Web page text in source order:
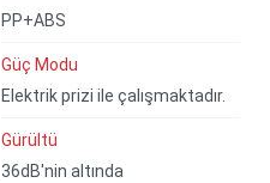
PP+ABS
Güç Modu
Elektrik prizi ile çalışmaktadır.
Gürültü
36dB'nin altında